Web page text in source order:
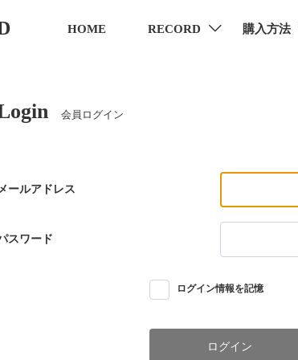
HOME RECORD 購入方法
会員ログイン
ールアドレス
スワード
ログイン情報を記憶